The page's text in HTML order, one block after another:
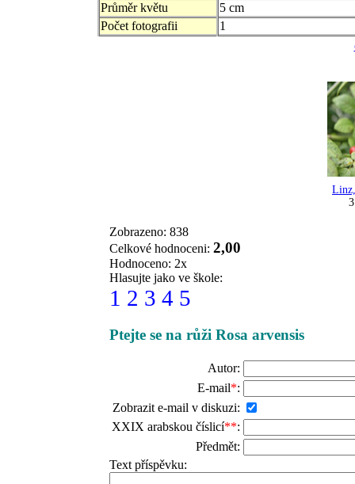
Průměr květu
5 cm
Počet fotografii
1
Zobrazeno: 838
Celkové hodnoceni: 2,00
Hodnoceno: 2x
Hlasujte jako ve škole:
1 2 3 4 5
Ptejte se na růži Rosa arvensis
Autor:
E-mail*:
Zobrazit e-mail v diskuzi:
XXIX arabskou číslicí**:
Předmět:
Text příspěvku: